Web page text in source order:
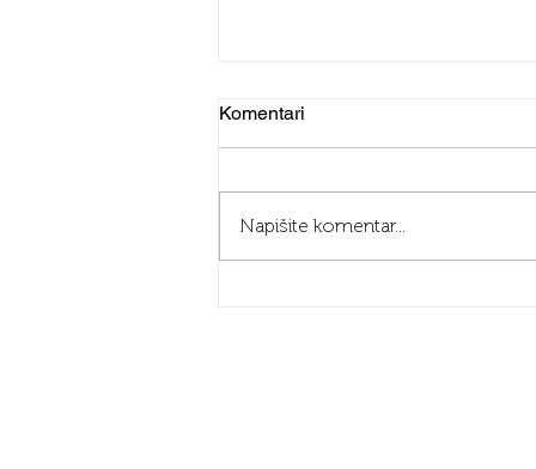
Komentari
Napišite komentar...